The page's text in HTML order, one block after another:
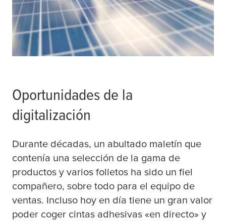
Oportunidades de la
digitalización
Durante décadas, un abultado maletín que
contenía una selección de la gama de
productos y varios folletos ha sido un fiel
compañero, sobre todo para el equipo de
ventas. Incluso hoy en día tiene un gran valor
poder coger cintas adhesivas «en directo» y